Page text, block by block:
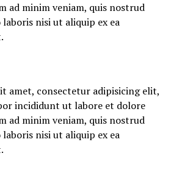
ad minim veniam, quis nostrud
nisi ut aliquip ex ea
amet, consectetur adipisicing elit,
incididunt ut labore et dolore
ad minim veniam, quis nostrud
nisi ut aliquip ex ea